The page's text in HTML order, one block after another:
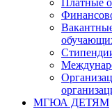
Платные
МГЮА ДЕТЯМ